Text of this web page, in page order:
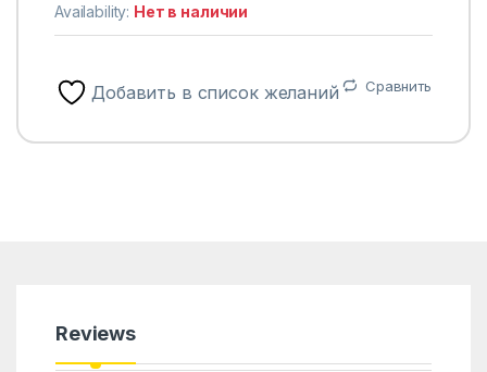
Availability: Нет в наличии
Добавить в список желаний Сравнить
Reviews